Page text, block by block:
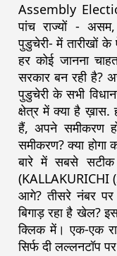
Assembly
पांच राज्यों -
पुडुचेरी- में तारीखों के
हर कोई जानना
सरकार बन रही है?
पुडुचेरी के सभी
क्षेत्र में क्या है
हैं, अपने समीकरण
समीकरण? क्या होगा
बारे में सबसे सटीक
(KALLAKURICHI
आगे? तीसरे नंबर पर
बिगाड़ रहा है खेल?
क्लिक में। एक-एक
सिर्फ दी लल्लनटॉप